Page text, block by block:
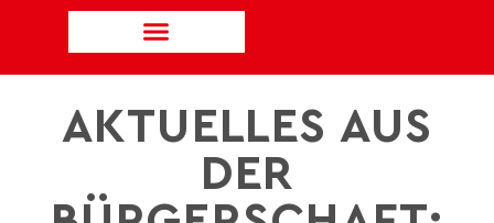
AKTUELLES AUS
DER